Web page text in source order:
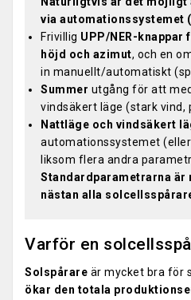
via automationssystemet
Frivillig UPP/NER-
höjd och azimut, och en
in manuellt/automatiskt
Summer utgång för att
vindsäkert läge (stark vind,
Nattläge och vindsäkert
automationssystemet
liksom flera andra
Standardparametrarna är
nästan alla
Varför en
Solspårare är mycket bra för
ökar den totala